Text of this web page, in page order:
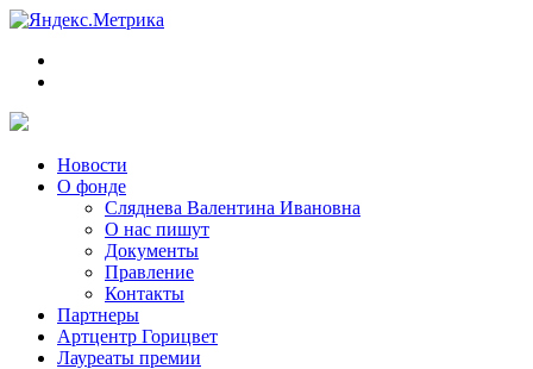
Новости
О фонде
Сляднева Валентина Ивановна
О нас пишут
Документы
Правление
Контакты
Партнеры
Артцентр Горицвет
Лауреаты премии